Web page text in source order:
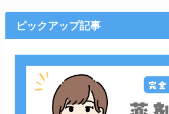
ピックアップ記事